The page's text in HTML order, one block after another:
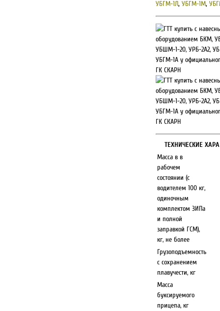
УБГМ-1Л, УБГМ-1М,
ТЕХНИЧЕСКИЕ
Масса в в
рабочем
состоянии (с
водителем 100 кг,
одиночным
комплектом ЗИПа
и полной
заправкой ГСМ),
кг, не более
Грузоподъемность
с сохранением
плавучести, кг
Масса
буксируемого
прицепа, кг